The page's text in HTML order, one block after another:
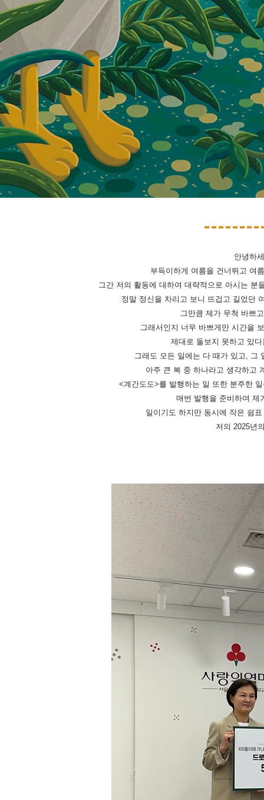
안녕하
부득이하게 여름을 건너뛰고 여
그간 저의 활동에 대하여 대략적으로 아시는 분
정말 정신을 차리고 보니 뜨겁고 길었던
그만큼 제가 무척 바쁘
그래서인지 너무 바쁘게만 시간을
제대로 돌보지 못하고 있
그래도 모든 일에는 다 때가 있고, 그
아주 큰 복 중 하나라고 생각하고
<계간도도>를 발행하는 일 또한 분주한
매번 발행을 준비하며
일이기도 하지만 동시에 작은 쉼
저의 2025년